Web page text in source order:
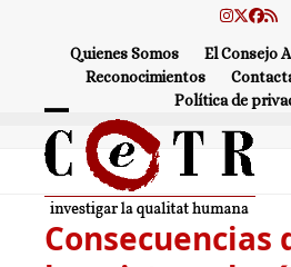
Twitter
RSS
Quienes Somos El Consejo
Reconocimientos
Política de
Open
mobile
menu
Close
mobile
menu
Consecuencias